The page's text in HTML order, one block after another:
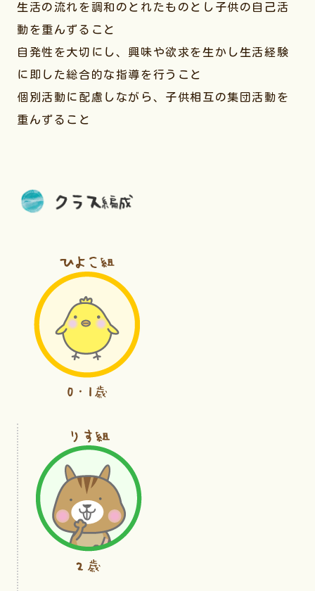
生活の流れを調和のとれたものとし子供の自己活
動を重んずること
自発性を大切にし、興味や欲求を生かし生活経験
に即した総合的な指導を行うこと
個別活動に配慮しながら、子供相互の集団活動を
重んずること